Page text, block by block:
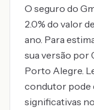
O seguro do
2.0% do valor
ano. Para
sua versão por
Porto Alegre.
condutor pode
significativas